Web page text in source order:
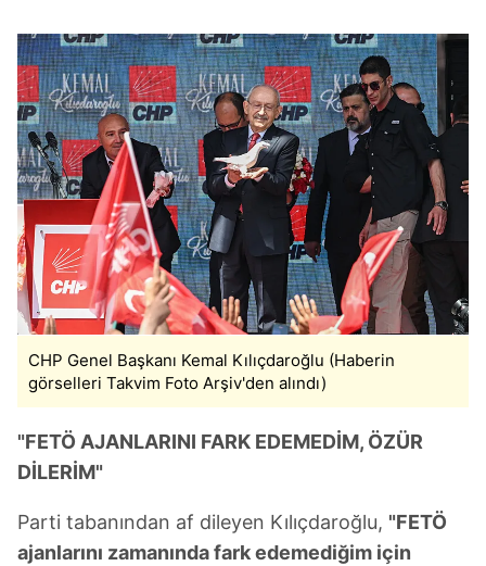
CHP Genel Başkanı Kemal Kılıçdaroğlu (Haberin
görselleri Takvim Foto Arşiv'den alındı)
"FETÖ AJANLARINI FARK EDEMEDİM, ÖZÜR
DİLERİM"
Parti tabanından af dileyen Kılıçdaroğlu, "FETÖ
ajanlarını zamanında fark edemediğim için